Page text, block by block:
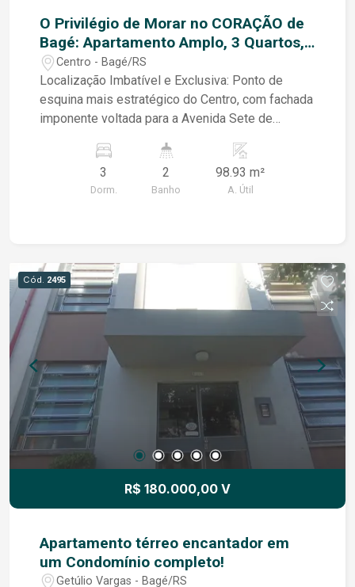
O Privilégio de Morar no CORAÇÃO de
Bagé: Apartamento Amplo, 3 Quartos,
Vista Eterna para Av. Sete de
Setembro!!
Centro - Bagé/RS
Localização Imbatível e Exclusiva: Ponto de
esquina mais estratégico do Centro, com fachada
imponente voltada para a Avenida Sete de
poucos passos: bancos, comércio, lazer e a
beleza da Praça. Espaço e Conforto para a
Família: Com 3 quartos, este apartamento foi
Localizado em andar privilegiado, ele oferece
uma vista desimpedida e definitiva da Praça do
Coreto ? um espetáculo que se renova a cada
estação. Este é o momento de Quebrar as Regras
do mercado e garantir um imóvel que une
raridade e localização. Imóveis com essa
localização e características não ficam
disponíveis por muito tempo. Não perca a chance
de transformar esse sonho em sua nova
realidade. Entre em contato agora mesmo para
agendar sua visita exclusiva. Não espere que
este cartão-postal seja vendido para outra
pessoa. Seu novo estilo de vida espera por você!
3
Dorm.
2
Banho
98.93 m²
A. Útil
Cód. 2495
R$ 180.000,00 V
Apartamento térreo encantador em
um Condomínio completo!
Getúlio Vargas - Bagé/RS